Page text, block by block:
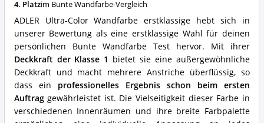
4. Platzim Bunte Wandfarbe-Vergleich
ADLER Ultra-Color Wandfarbe erstklassige hebt sich in
unserer Bewertung als eine erstklassige Wahl für deinen
persönlichen Bunte Wandfarbe Test hervor. Mit ihrer
Deckkraft der Klasse 1 bietet sie eine außergewöhnliche
Deckkraft und macht mehrere Anstriche überflüssig, so
dass ein professionelles Ergebnis schon beim ersten
Auftraggewährleistet ist. Die Vielseitigkeit dieser Farbe in
verschiedenen Innenräumen und ihre breite Farbpalette
Was
spricht
für
diese
Bunte
Wandfarbe?